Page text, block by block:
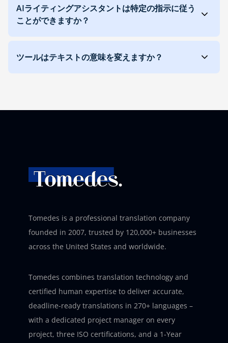
AIライティングアシスタントは特定の指示に従う
ことができますか？
ツールはテキストの意味を変えますか？
Tomedes is a professional translation company
founded in 2007, trusted by 120,000+ businesses
across the United States and worldwide.
Tomedes combines translation technology and
certified human expertise to deliver accurate,
deadline-ready translations in 270+ languages –
with a dedicated project manager on every
project, three ISO certifications, and a 1-Year